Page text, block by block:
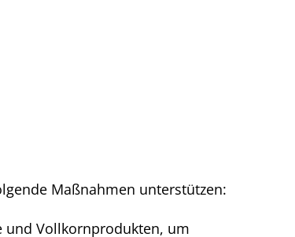
Maßnahmen unterstützen:
und Vollkornprodukten, um